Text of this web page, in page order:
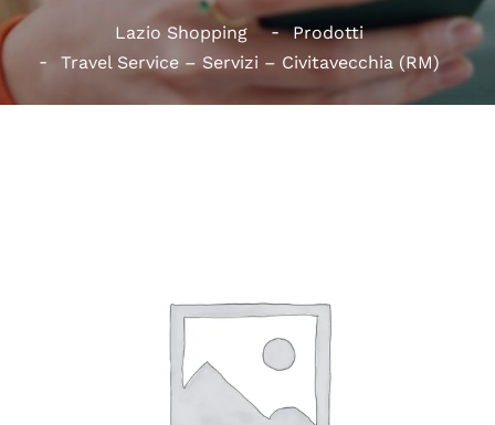
Lazio Shopping
Prodotti
Travel Service – Servizi – Civitavecchia (RM)